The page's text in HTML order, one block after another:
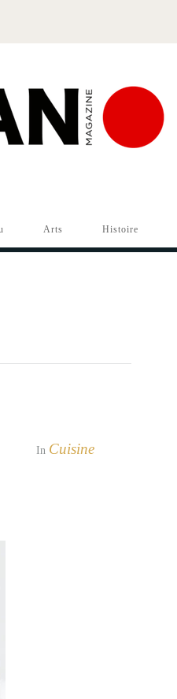
Arts Histoire
In Cuisine